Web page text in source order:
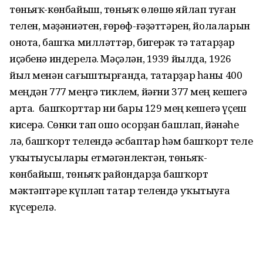
төньяҡ-көнбайыш, төньяҡ өлөшө яйлап туған
телен, мәҙәниәтен, ғөрөф-ғәҙәттәрен, йолаларын
онота, башҡа милләттәр, бигерәк тә татарҙар
иҫәбенә индерелә. Мәҫәлән, 1939 йылда, 1926
йыл менән сағыштырғанда, татарҙар һаны 400
меңдән 777 меңгә тиклем, йәғни 377 мең кешегә
арта. Ә башҡорттар ни бары 129 мең кешегә үҫеш
кисерә. Сөнки тап ошо осорҙан башлап, йәнәһе
лә, башҡорт телендә әсбаптар һәм башҡорт теле
уҡытыусылары етмәгәнлектән, төньяҡ-
көнбайыш, төньяҡ райондарҙа башҡорт
мәктәптәре күпләп татар телендә уҡытыуға
күсерелә.